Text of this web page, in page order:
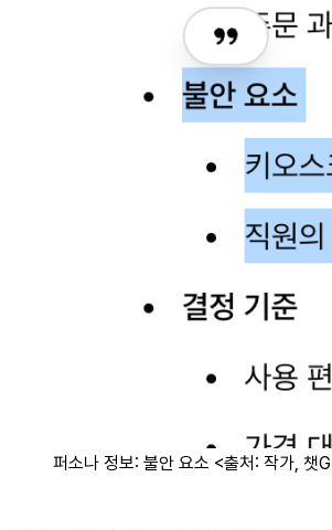
퍼소나 정보: 불안 요소 <출처: 작가, 챗